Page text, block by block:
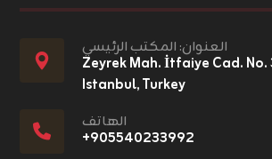
العنوان: المكتب الرئيسي
Zeyrek Mah. İtfaiye Cad. No. ٣١, ٣٤٠٨٣ Fatih,
Istanbul, Turkey
الهاتف
+٩٠٥٥٤٠٢٣٣٩٩٢